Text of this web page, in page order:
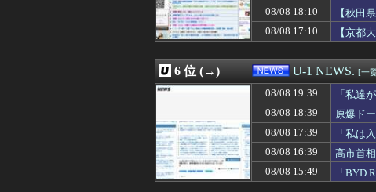
08/08 19:48
【画像】JDさん「私
08/08 19:48
【悲報】ラグビー選
08/08 19:47
【修羅場】体臭がき
08/08 19:47
【口癖】喋り始める
08/08 19:47
海外「なんだって？
08/08 19:45
【悲報】「美人すぎ
ジムのランニングマ
08/08 19:45
【悲報】「美人すぎ
08/08 19:45
【悲報】風呂キャン
08/08 19:45
【画像】 ONICHA、
08/08 19:41
【画像】道重さゆみ
08/08 19:40
【動画】甲子園の女
のか言え
08/08 18:10
【秋田
08/08 17:10
【京都
6 位 (→) U-1 NEWS. [一
08/08 19:39
「私達
08/08 18:39
原爆ド
08/08 17:39
「私は
して……
08/08 16:39
高市首
受けま
08/08 15:49 「BYD